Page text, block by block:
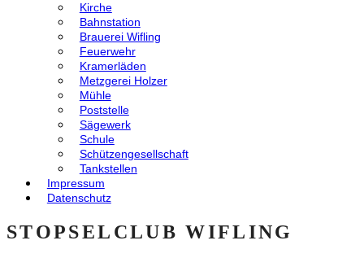
Kirche
Bahnstation
Brauerei Wifling
Feuerwehr
Kramerläden
Metzgerei Holzer
Mühle
Poststelle
Sägewerk
Schule
Schützengesellschaft
Tankstellen
Impressum
Datenschutz
STOPSELCLUB WIFLING